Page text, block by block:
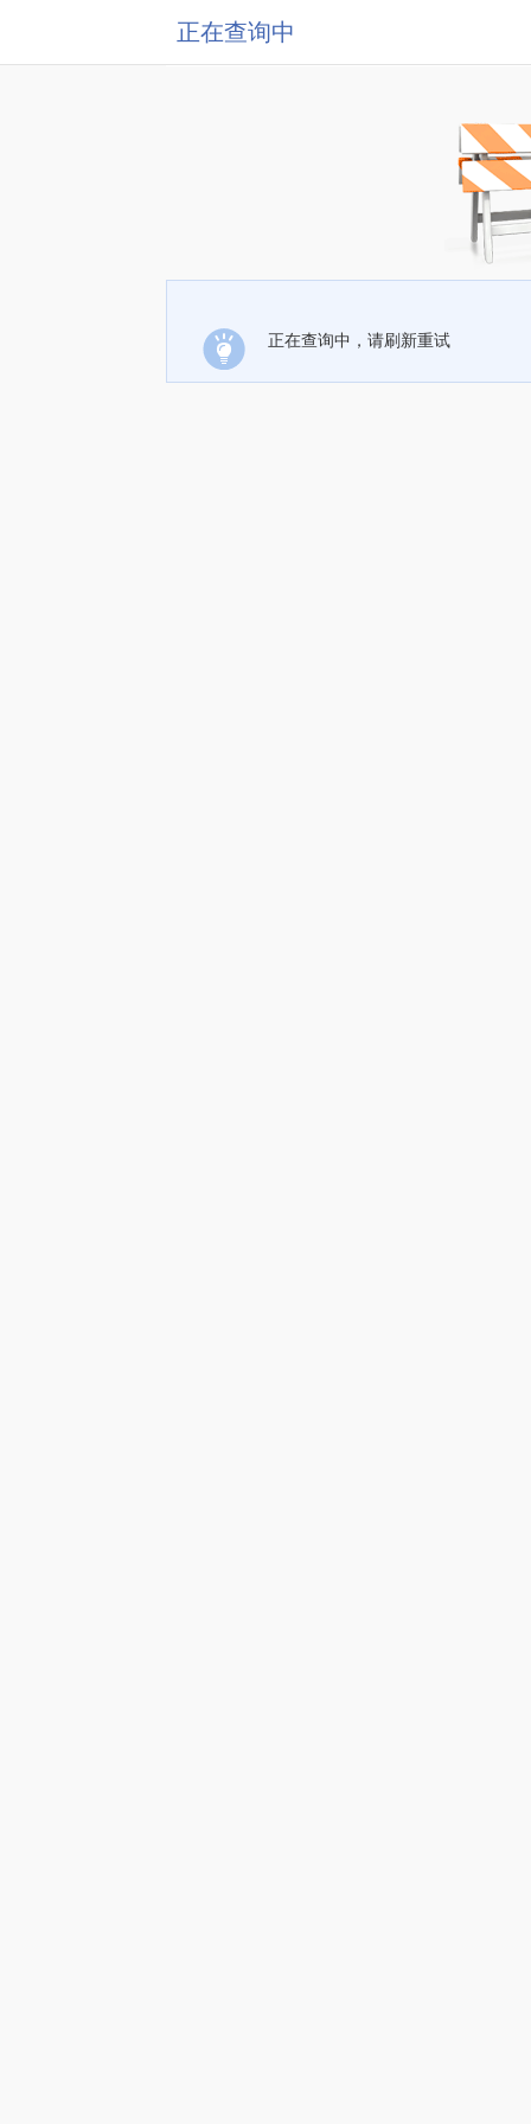
正在查询中
正在查询中，请刷新重试